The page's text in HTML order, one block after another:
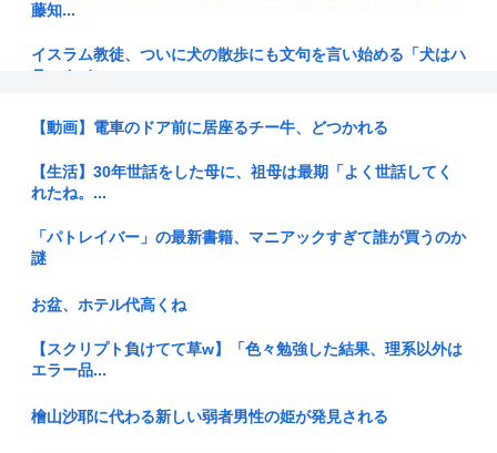
藤知...
イスラム教徒、ついに犬の散歩にも文句を言い始める「犬はハ
ラーム（...
なぜアメリカ人は原爆を落としたのか
千の英雄と失われた王国をお前らとやりたい
り)
広がり...
竹田平民陛下が子供たちに「なぜ愛子さまが天皇になれないの
か」をわ...
【悲報】ラーメンおぢ、青く変色した『にんにく』が出てきて
ブチギレ...
【動画】電車のドア前に居座るチー牛、どつかれる
【生活】30年世話をした母に、祖母は最期「よく世話してく
れたね。...
「パトレイバー」の最新書籍、マニアックすぎて誰が買うのか
謎
お盆、ホテル代高くね
【スクリプト負けてて草w】「色々勉強した結果、理系以外は
エラー品...
檜山沙耶に代わる新しい弱者男性の姫が発見される